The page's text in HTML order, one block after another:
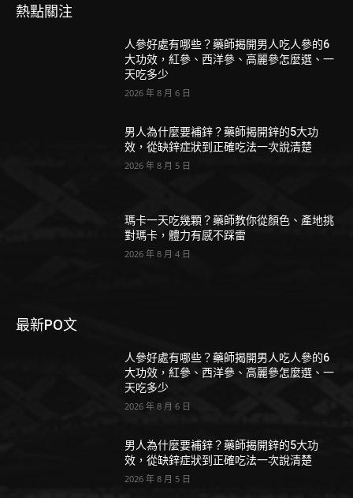
熱點關注
人參好處有哪些？藥師揭開男人吃人參的6
大功效，紅參、西洋參、高麗參怎麼選、一
天吃多少
2026 年 8 月 6 日
男人為什麼要補鋅？藥師揭開鋅的5大功
效，從缺鋅症狀到正確吃法一次說清楚
2026 年 8 月 5 日
瑪卡一天吃幾顆？藥師教你從顏色、產地挑
對瑪卡，體力有感不踩雷
2026 年 8 月 4 日
最新PO文
人參好處有哪些？藥師揭開男人吃人參的6
大功效，紅參、西洋參、高麗參怎麼選、一
天吃多少
2026 年 8 月 6 日
男人為什麼要補鋅？藥師揭開鋅的5大功
效，從缺鋅症狀到正確吃法一次說清楚
2026 年 8 月 5 日